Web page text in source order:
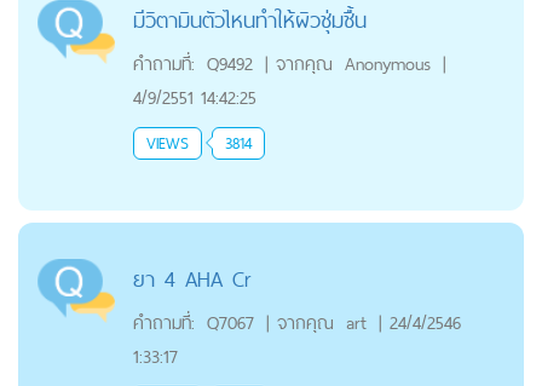
มีวิตามินตัวไหนทำให้ผิวชุ่มชื้น
คำถามที่: Q9492 | จากคุณ Anonymous |
4/9/2551 14:42:25
VIEWS 3814
ยา 4 AHA Cr
คำถามที่: Q7067 | จากคุณ art | 24/4/2546
1:33:17